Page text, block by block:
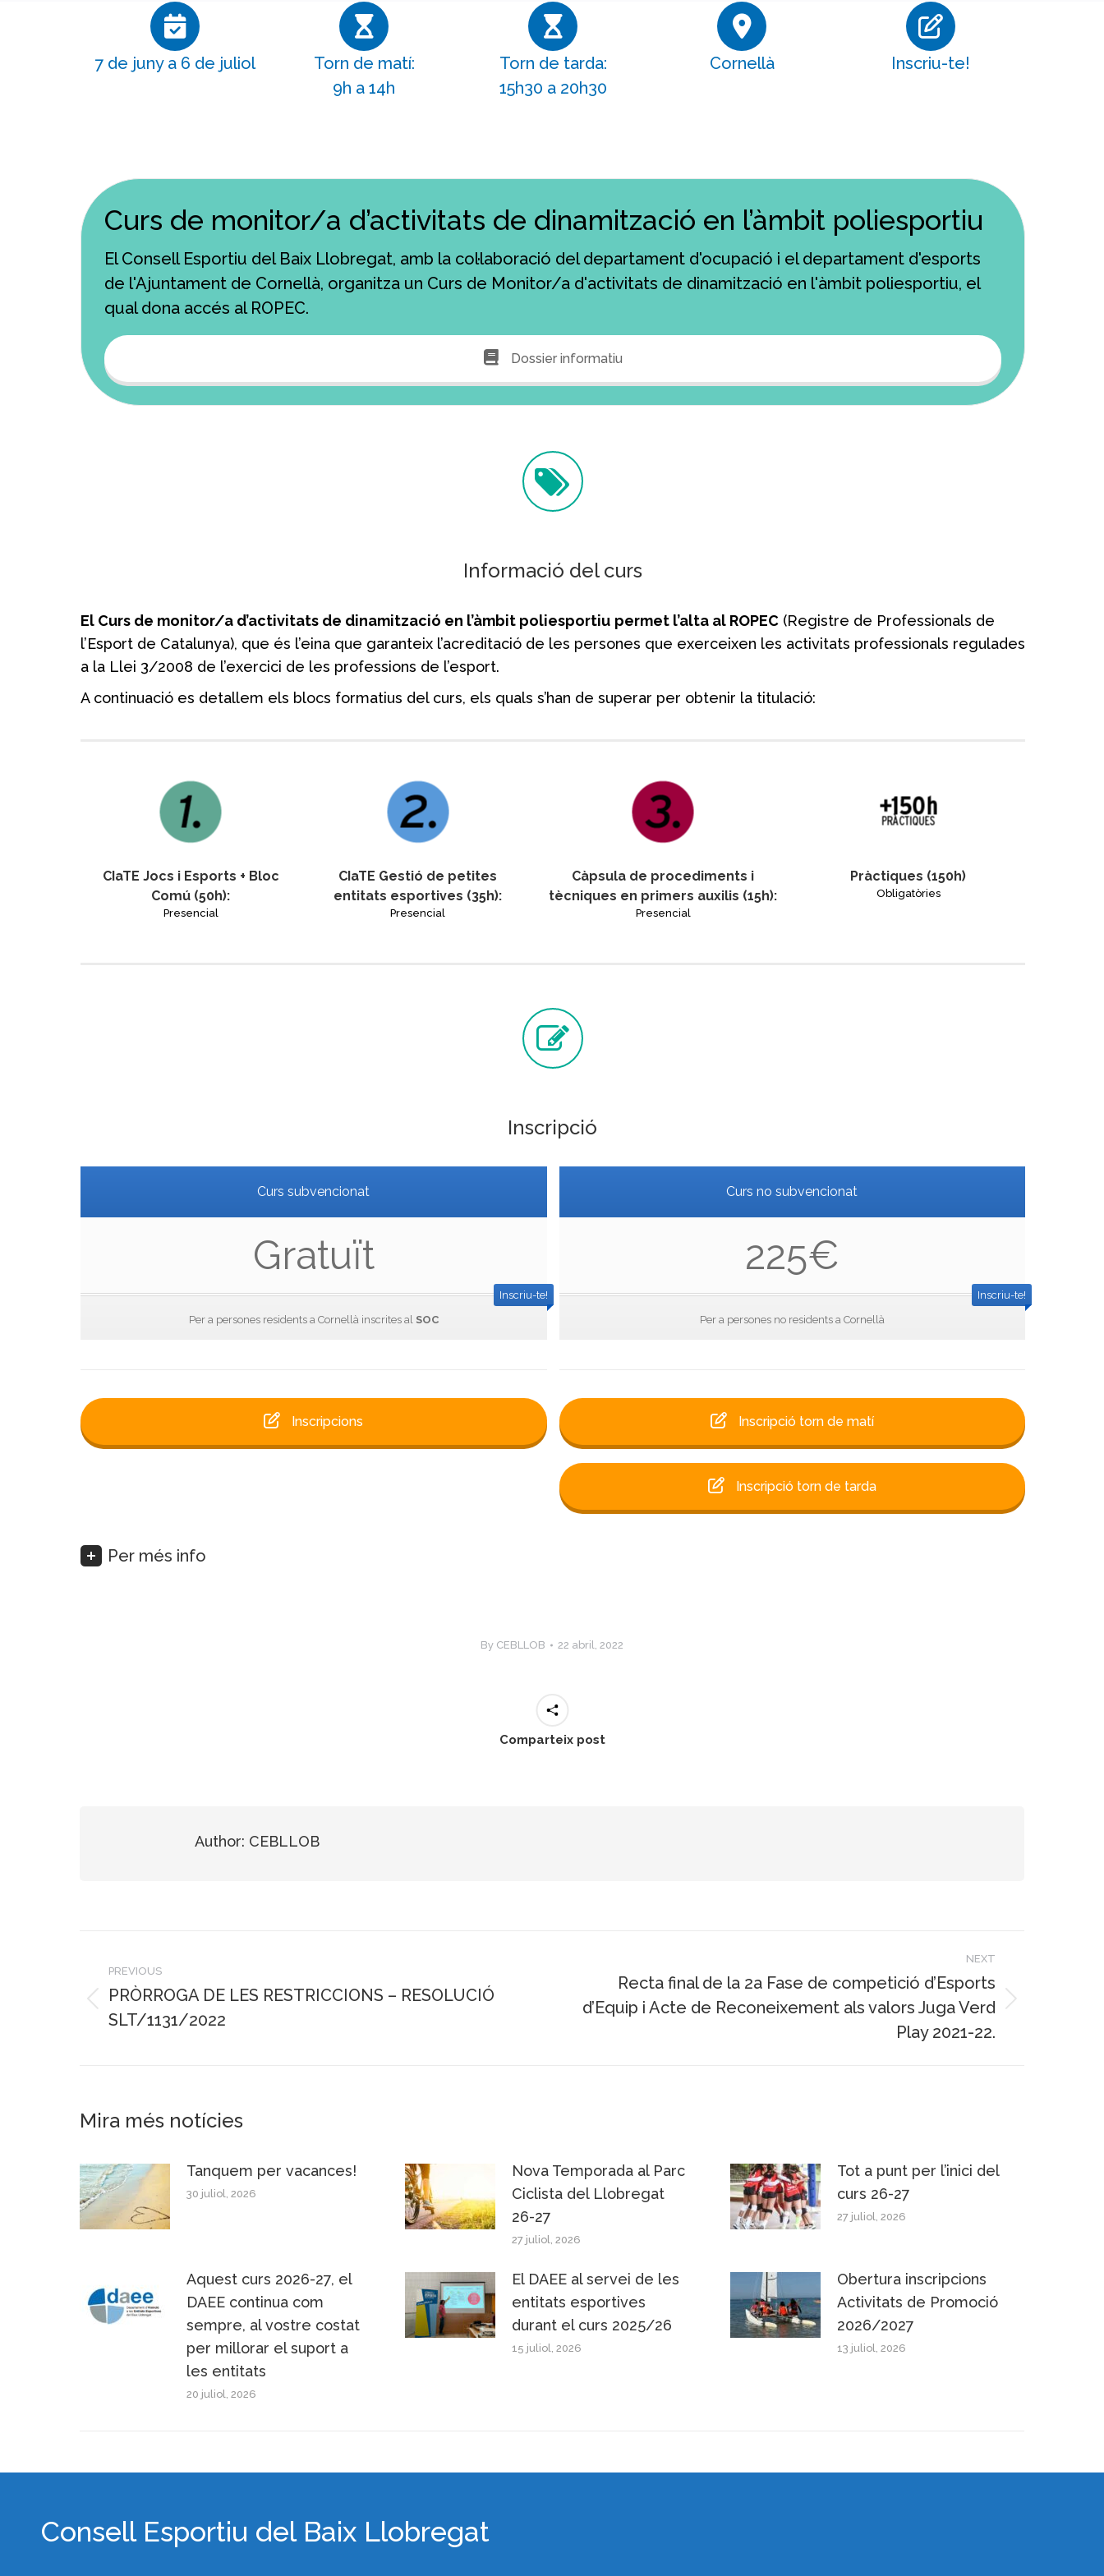
7 de juny a 6 de juliol
Torn de matí:
9h a 14h
Torn de tarda:
15h30 a 20h30
Cornellà Inscriu-te!
Curs de monitor/a d’activitats de dinamització en l’àmbit poliesportiu
El Consell Esportiu del Baix Llobregat, amb la col·laboració del departament d'ocupació i el departament d'esports
de l'Ajuntament de Cornellà, organitza un Curs de Monitor/a d'activitats de dinamització en l'àmbit poliesportiu, el
qual dona accés al ROPEC.
Dossier informatiu
Informació del curs
El Curs de monitor/a d’activitats de dinamització en l’àmbit poliesportiu permet l’alta al ROPEC(Registre de Professionals de
l’Esport de Catalunya), que és l’eina que garanteix l’acreditació de les persones que exerceixen les activitats professionals regulades
a la Llei 3/2008 de l’exercici de les professions de l’esport.
A continuació es detallem els blocs formatius del curs, els quals s’han de superar per obtenir la titulació:
CIaTE Jocs i Esports + Bloc
Comú (50h):
Presencial
CIaTE Gestió de petites
entitats esportives (35h):
Presencial
Càpsula de procediments i
tècniques en primers auxilis (15h):
Presencial
Pràctiques (150h)
Obligatòries
Inscripció
Curs subvencionat
Gratuït
Inscriu-te!
Per a persones residents a Cornellà inscrites al SOC
Inscripcions
Curs no subvencionat
225€
Inscriu-te!
Per a persones no residents a Cornellà
Inscripció torn de matí
Inscripció torn de tarda
Per més info
By CEBLLOB 22 abril, 2022
Comparteix post
Author: CEBLLOB
navigation
PREVIOUS
post:
PRÒRROGA DE LES RESTRICCIONS – RESOLUCIÓ
SLT/1131/2022
NEXT
Next
Recta final de la 2a Fase de competició d’Esports
d’Equip i Acte de Reconeixement als valors Juga Verd
Play 2021-22.
Mira més notícies
Tanquem per vacances!
30 juliol, 2026
Nova Temporada al Parc
Ciclista del Llobregat
26-27
27 juliol, 2026
Tot a punt per l’inici del
curs 26-27
27 juliol, 2026
Aquest curs 2026-27, el
DAEE continua com
sempre, al vostre costat
per millorar el suport a
les entitats
20 juliol, 2026
El DAEE al servei de les
entitats esportives
durant el curs 2025/26
15 juliol, 2026
Obertura inscripcions
Activitats de Promoció
2026/2027
13 juliol, 2026
Consell Esportiu del Baix Llobregat